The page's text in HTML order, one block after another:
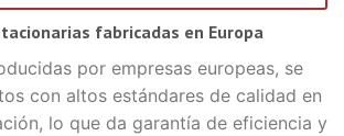
fabricadas en Europa
por empresas europeas, se
con altos estándares de calidad en
lo que da garantía de eficiencia y